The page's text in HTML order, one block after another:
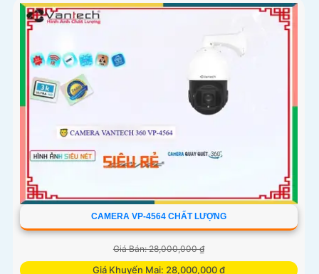
CAMERA VP-4564 CHẤT LƯỢNG
Giá Bán: 28,000,000 ₫
Giá Khuyến Mại: 28,000,000 ₫